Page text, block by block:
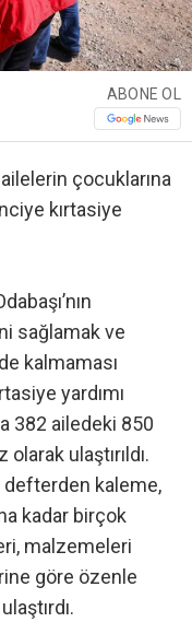
ABONE OL
çocuklarına
kırtasiye
sağlamak ve
kalmaması
yardımı
382 ailedeki 850
ulaştırıldı.
defterden kaleme,
kadar birçok
malzemeleri
göre özenle